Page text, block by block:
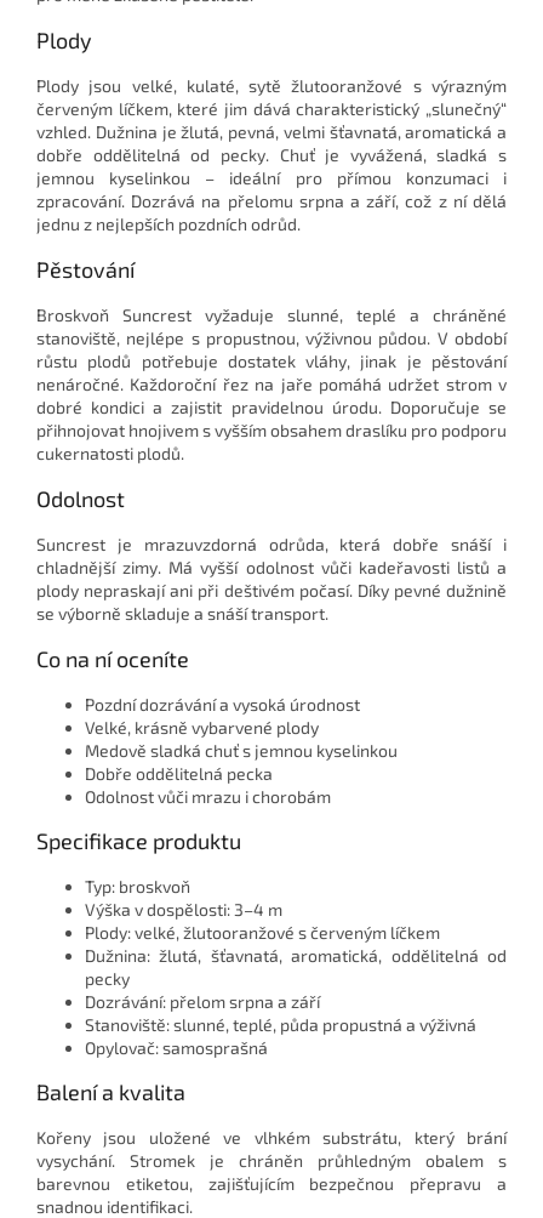
Plody
Plody jsou velké, kulaté, sytě žlutooranžové s výrazným
červeným líčkem, které jim dává charakteristický „slunečný“
vzhled. Dužnina je žlutá, pevná, velmi šťavnatá, aromatická a
dobře oddělitelná od pecky. Chuť je vyvážená, sladká s
jemnou kyselinkou – ideální pro přímou konzumaci i
zpracování. Dozrává na přelomu srpna a září, což z ní dělá
jednu z nejlepších pozdních odrůd.
Pěstování
Broskvoň Suncrest vyžaduje slunné, teplé a chráněné
stanoviště, nejlépe s propustnou, výživnou půdou. V období
růstu plodů potřebuje dostatek vláhy, jinak je pěstování
nenáročné. Každoroční řez na jaře pomáhá udržet strom v
dobré kondici a zajistit pravidelnou úrodu. Doporučuje se
přihnojovat hnojivem s vyšším obsahem draslíku pro podporu
cukernatosti plodů.
Odolnost
Suncrest je mrazuvzdorná odrůda, která dobře snáší i
chladnější zimy. Má vyšší odolnost vůči kadeřavosti listů a
plody nepraskají ani při deštivém počasí. Díky pevné dužnině
se výborně skladuje a snáší transport.
Co na ní oceníte
Pozdní dozrávání a vysoká úrodnost
Velké, krásně vybarvené plody
Medově sladká chuť s jemnou kyselinkou
Dobře oddělitelná pecka
Odolnost vůči mrazu i chorobám
Specifikace produktu
Typ: broskvoň
Výška v dospělosti: 3–4 m
Plody: velké, žlutooranžové s červeným líčkem
Dužnina: žlutá, šťavnatá, aromatická, oddělitelná od
pecky
Dozrávání: přelom srpna a září
Stanoviště: slunné, teplé, půda propustná a výživná
Opylovač: samosprašná
Balení a kvalita
Kořeny jsou uložené ve vlhkém substrátu, který brání
vysychání. Stromek je chráněn průhledným obalem s
barevnou etiketou, zajišťujícím bezpečnou přepravu a
snadnou identifikaci.